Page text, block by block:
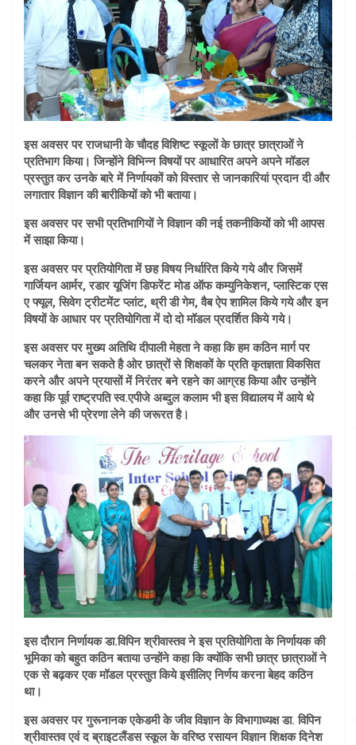
इस अवसर पर राजधानी के चौदह विशिष्ट स्कूलों के छात्र छात्राओं ने
प्रतिभाग किया। जिन्होंने विभिन्न विषयों पर आधारित अपने अपने मॉडल
प्रस्तुत कर उनके बारे में निर्णायकों को विस्तार से जानकारियां प्रदान दी और
लगातार विज्ञान की बारीकियों को भी बताया।
इस अवसर पर सभी प्रतिभागियों ने विज्ञान की नई तकनीकियों को भी आपस
में साझा किया।
इस अवसर पर प्रतियोगिता में छह विषय निर्धारित किये गये और जिसमें
गार्जियन आर्मर, रडार यूजिंग डिफरेंट मोड ऑफ कम्युनिकेशन, प्लास्टिक एस
ए फ्यूल, सिवेग ट्रीटमेंट प्लांट, थ्री डी गेम, वैब ऐप शामिल किये गये और इन
विषयों के आधार पर प्रतियोगिता में दो दो मॉडल प्रदर्शित किये गये।
इस अवसर पर मुख्य अतिथि दीपाली मेहता ने कहा कि हम कठिन मार्ग पर
चलकर नेता बन सकते है ओर छात्रों से शिक्षकों के प्रति कृतज्ञता विकसित
करने और अपने प्रयासों में निरंतर बने रहने का आग्रह किया और उन्होंने
कहा कि पूर्व राष्ट्रपति स्व.एपीजे अब्दुल कलाम भी इस विद्यालय में आये थे
और उनसे भी प्रेरणा लेने की जरूरत है।
इस दौरान निर्णायक डा.विपिन श्रीवास्तव ने इस प्रतियोगिता के निर्णायक की
भूमिका को बहुत कठिन बताया उन्होंने कहा कि क्योंकि सभी छात्र छात्राओं ने
एक से बढ़कर एक मॉडल प्रस्तुत किये इसीलिए निर्णय करना बेहद कठिन
था।
इस अवसर पर गुरूनानक एकेडमी के जीव विज्ञान के विभागाध्यक्ष डा. विपिन
श्रीवास्तव एवं द ब्राइटलैंडस स्कूल के वरिष्ठ रसायन विज्ञान शिक्षक दिनेश